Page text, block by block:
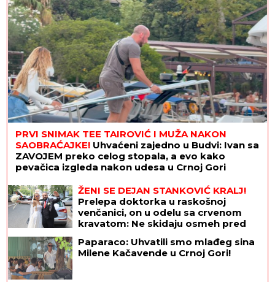
PRVI SNIMAK TEE TAIROVIĆ I MUŽA NAKON
SAOBRAĆAJKE! Uhvaćeni zajedno u Budvi: Ivan sa
ZAVOJEM preko celog stopala, a evo kako
pevačica izgleda nakon udesa u Crnoj Gori
ŽENI SE DEJAN STANKOVIĆ KRALJ!
Prelepa doktorka u raskošnoj
venčanici, on u odelu sa crvenom
kravatom: Ne skidaju osmeh pred
Paparaco: Uhvatili smo mlađeg sina
Milene Kačavende u Crnoj Gori!